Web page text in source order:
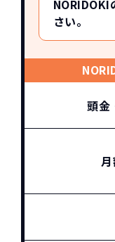
NORIDOKI
さい。
頭金